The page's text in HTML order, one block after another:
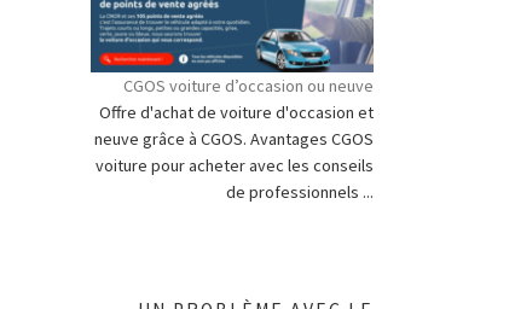
CGOS voiture d’occasion ou neuve
Offre d'achat de voiture d'occasion et
neuve grâce à CGOS. Avantages CGOS
voiture pour acheter avec les conseils
de professionnels ...